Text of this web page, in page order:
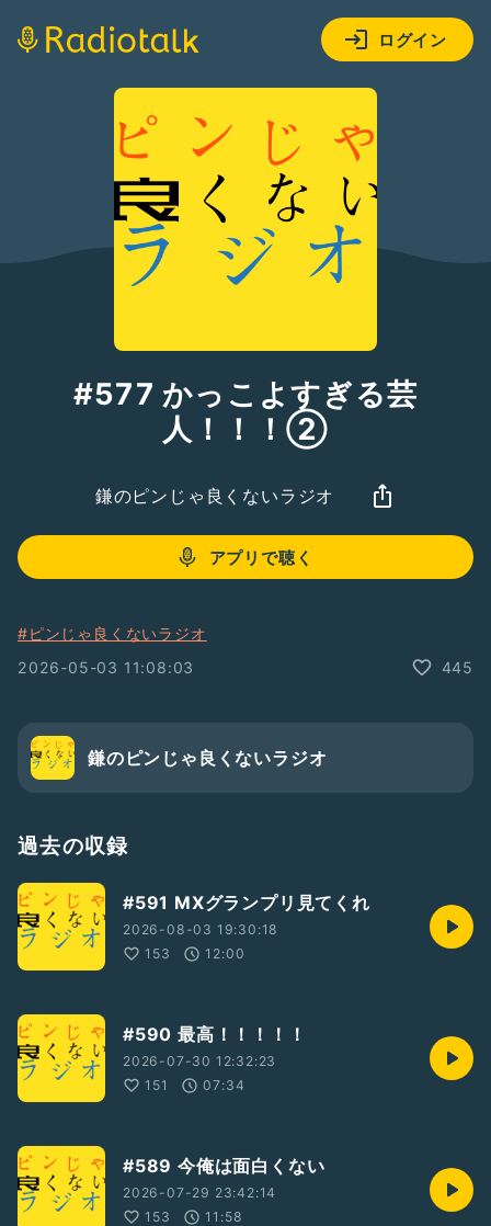
ログイン
#577 かっこよすぎる芸
人！！！②
鎌のピンじゃ良くないラジオ
アプリで聴く
#ピンじゃ良くないラジオ
2026-05-03 11:08:03
445
鎌のピンじゃ良くないラジオ
過去の収録
#591 MXグランプリ見てくれ
2026-08-03 19:30:18
153
12:00
#590 最高！！！！！
2026-07-30 12:32:23
151
07:34
#589 今俺は面白くない
2026-07-29 23:42:14
153
11:58